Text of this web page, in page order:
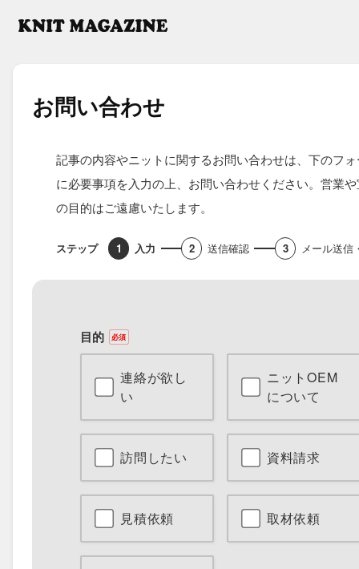
お問い​合わせ
記事の内容やニットに関するお問い合わせは、下のフ
に必要事項を入力の上、お問い合わせください。営業
の目的はご遠慮いたします。
入力 送信確認 メール送信
目的 必須
連絡が欲し
い
ニットOEM
について
訪問したい 資料請求
見積依頼 取材依頼